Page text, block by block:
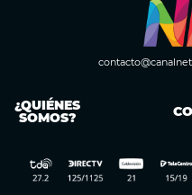
¿QUIÉNES
SOMOS?